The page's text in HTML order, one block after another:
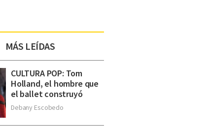
MÁS LEÍDAS
CULTURA POP: Tom
Holland, el hombre que
el ballet construyó
Debany Escobedo